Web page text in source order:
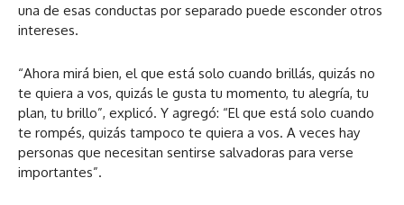
una de esas conductas por separado puede esconder otros
intereses.
“Ahora mirá bien, el que está solo cuando brillás, quizás no
te quiera a vos, quizás le gusta tu momento, tu alegría, tu
plan, tu brillo”, explicó. Y agregó: “El que está solo cuando
te rompés, quizás tampoco te quiera a vos. A veces hay
personas que necesitan sentirse salvadoras para verse
importantes”.